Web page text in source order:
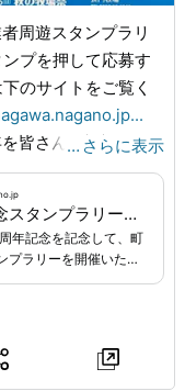
周遊スタンプラリ
プを押して応募す
...
皆さんで祝福して
応募お待ちしています✨
… さらに表示
合併20周年記念スタンプラリーについて|長和町公式ホームページ
年記念を記念して、町
プラリーを開催いたし
福して楽しみましょ